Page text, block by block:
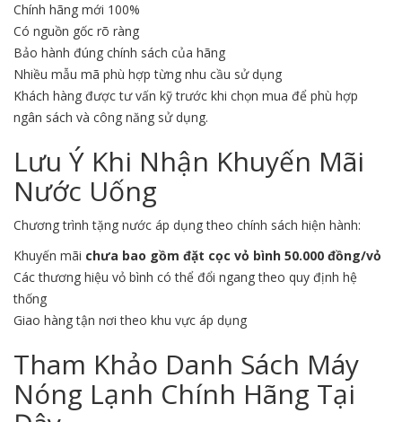
Chính hãng mới 100%
Có nguồn gốc rõ ràng
Bảo hành đúng chính sách của hãng
Nhiều mẫu mã phù hợp từng nhu cầu sử dụng
Khách hàng được tư vấn kỹ trước khi chọn mua để phù hợp
ngân sách và công năng sử dụng.
Lưu Ý Khi Nhận Khuyến Mãi
Nước Uống
Chương trình tặng nước áp dụng theo chính sách hiện hành:
Khuyến mãi chưa bao gồm đặt cọc vỏ bình 50.000 đồng/vỏ
Các thương hiệu vỏ bình có thể đổi ngang theo quy định hệ
thống
Giao hàng tận nơi theo khu vực áp dụng
Tham Khảo Danh Sách Máy
Nóng Lạnh Chính Hãng Tại